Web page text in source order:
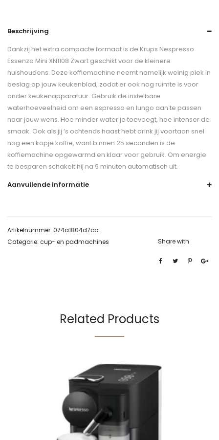
Beschrijving
Dankzij het extra compacte formaat is de Krups Nespresso
Essenza Mini XN1108 Zwart geschikt voor de kleinere
huishoudens. Deze koffiemachine neemt namelijk weinig plek in
beslag op jouw keukenblad, zodat er ook nog ruimte is voor
ander keukenapparatuur. Gebruik de instelbare
waterhoeveelheid om een espresso en lungo aan te passen
naar jouw wens. Hoe minder water je toevoegt, hoe intenser de
smaak. Ook als jij ’s ochtends haast hebt drink jij voortaan snel
nog een kopje koffie, want binnen 25 seconden is de
koffiemachine opgewarmd en klaar voor gebruik. Om energie
te besparen schakelt hij na 9 minuten automatisch uit.
Aanvullende informatie
Artikelnummer: 074a1804d7ca
Categorie: cup- en padmachines Share with
Related Products